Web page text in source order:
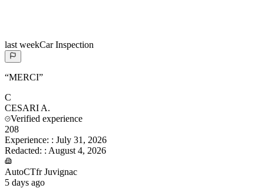
last weekCar Inspection
“MERCI”
C
CESARI A.
Verified experience
208
Experience: : July 31, 2026
Redacted: : August 4, 2026
AutoCTfr Juvignac
5 days ago